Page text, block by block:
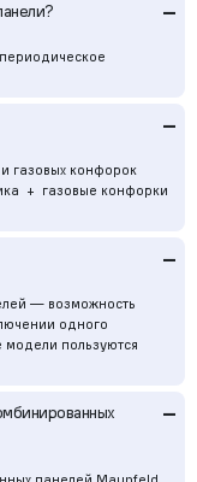
–
–
газовых конфорок
+ газовые конфорки
–
— возможность
одного
пользуются
–